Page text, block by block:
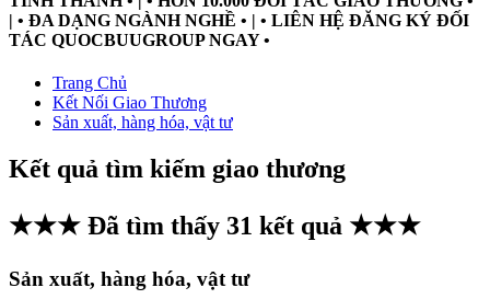
| • ĐA DẠNG NGÀNH NGHỀ • | • LIÊN HỆ ĐĂNG KÝ ĐỐI
TÁC QUOCBUUGROUP NGAY •
Trang Chủ
Kết Nối Giao Thương
Sản xuất, hàng hóa, vật tư
Kết quả tìm kiếm giao thương
★★★ Đã tìm thấy 31 kết quả ★★★
Sản xuất, hàng hóa, vật tư